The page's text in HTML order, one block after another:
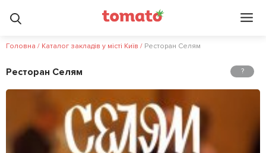
Головна / Каталог закладів у місті Київ / Ресторан Селям
Ресторан Селям ?